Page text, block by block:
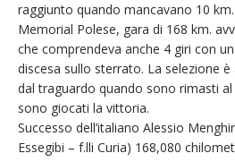
raggiunto quando mancavano 10
Memorial Polese, gara di 168 km.
che comprendeva anche 4 giri con
discesa sullo sterrato. La selezione
dal traguardo quando sono rimasti
sono giocati la vittoria.
Successo dell’italiano Alessio
Essegibi – f.lli Curia) 168,080